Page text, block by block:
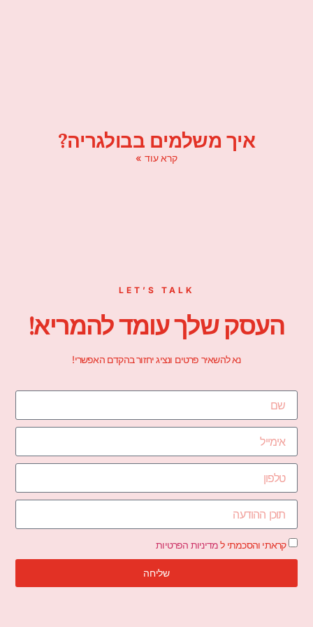
איך משלמים בבולגריה?
קרא עוד »
LET’S TALK
העסק שלך עומד להמריא!
נא להשאיר פרטים ונציג יחזור בהקדם האפשרי!
קראתי והסכמתי למדיניות הפרטיות
שליחה